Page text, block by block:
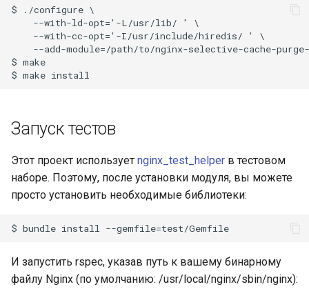
openidc
perf
prettycjson
pubsub
qless-web
qless
$ ./configure \
    --with-ld-opt='-L/usr/lib/ ' \
    --with-cc-opt='-I/usr/include/hiredis/ ' \
--add-module=/path/to/nginx-selective-cache-
$ make
Запуск тестов
Этот проект использует nginx_test_helper в тестовом
наборе. Поэтому, после установки модуля, вы можете
просто установить необходимые библиотеки:
И запустить rspec, указав путь к вашему бинарному
файлу Nginx (по умолчанию: /usr/local/nginx/sbin/nginx):